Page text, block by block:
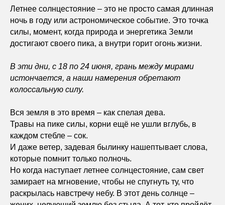
Летнее солнцестояние – это не просто самая длинная
ночь в году или астрономическое событие. Это точка
силы, момент, когда природа и энергетика Земли
достигают своего пика, а внутри горит огонь жизни.
В эти дни, с 18 по 24 июня, грань между мирами
истончается, а наши намерения обретают
колоссальную силу.
Вся земля в это время – как спелая дева.
Травы на пике силы, корни ещё не ушли вглубь, в
каждом стебле – сок.
И даже ветер, задевая былинку нашептывает слова,
которые помнит только полночь.
Но когда наступает летнее солнцестояние, сам свет
замирает на мгновение, чтобы не спугнуть ту, что
раскрылась навстречу небу. В этот день солнце –